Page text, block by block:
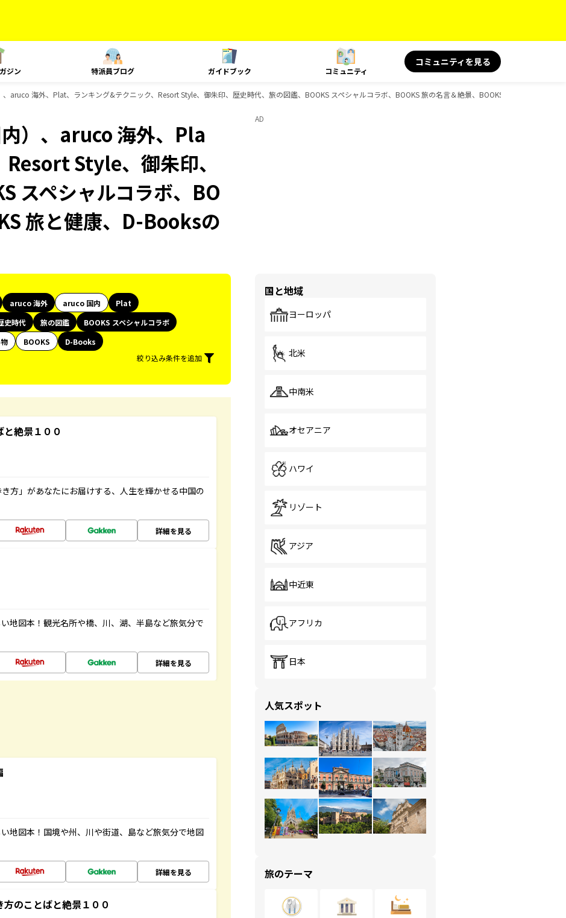
ジン 特派員ブログ ガイドブック コミュニティ
コミュニティを見る
aruco 海外、Plat、ランキング&テクニック、Resort Style、御朱印、歴史時代、旅の図鑑、BOOKS スペシャルコラボ、BOOKS 旅の名言＆絶景、BOOKS 旅と健康、D-
）、aruco 海外、Pla
Style、御朱印、
スペシャルコラボ、BO
旅と健康、D-Booksの
aruco 海外 aruco 国内
Plat
史時代 旅の図鑑
BOOKS スペシャルコラボ
BOOKS
D-Books
絞り込み条件を追加
絶景１００
方」があなたにお届けする、人生を輝かせる中国の
詳細を見る
地図本！観光名所や橋、川、湖、半島など旅気分で
詳細を見る
地図本！国境や州、川や街道、島など旅気分で地図
詳細を見る
のことばと絶景１００
AD
国と地域
ヨーロッパ
北米
中南米
オセアニア
ハワイ
リゾート
アジア
中近東
アフリカ
日本
人気スポット
旅のテーマ